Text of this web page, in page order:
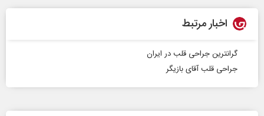
اخبار مرتبط
گرانترین جراحی قلب در ایران
جراحی قلب آقای بازیگر